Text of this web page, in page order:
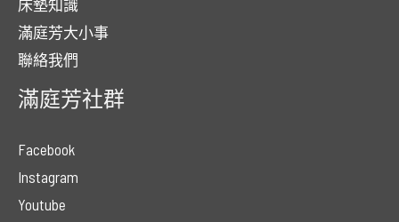
床墊知識
滿庭芳大小事
聯絡我們
滿庭芳社群
Facebook
Instagram
Youtube